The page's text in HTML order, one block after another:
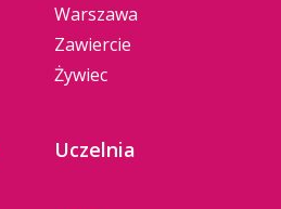
Warszawa
Zawiercie
Żywiec
Uczelnia